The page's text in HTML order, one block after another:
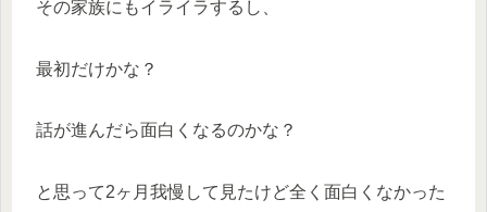
その家族にもイライラするし、
最初だけかな？
話が進んだら面白くなるのかな？
と思って2ヶ月我慢して見たけど全く面白くなかった